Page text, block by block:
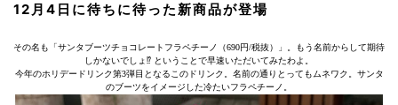
12月4日に待ちに待った新商品が登場
その名も「サンタブーツチョコレートフラペチーノ（690円/税抜）」。もう名前からして期待
しかないでしょ⁉︎ ということで早速いただいてみたわよ。
今年のホリデードリンク第3弾目となるこのドリンク。名前の通りとってもムネワク。サンタ
のブーツをイメージした冷たいフラペチーノ。